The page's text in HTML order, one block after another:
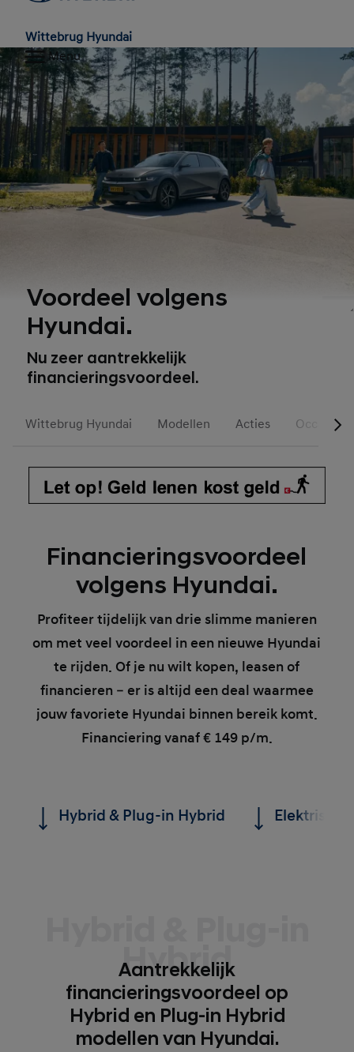
Wittebrug Hyundai
Menu
Voordeel volgens
Hyundai.
Nu zeer aantrekkelijk
financieringsvoordeel.
Wittebrug Hyundai Modellen Acties Occasions
Financieringsvoordeel
volgens Hyundai.
Profiteer tijdelijk van drie slimme manieren
om met veel voordeel in een nieuwe Hyundai
te rijden. Of je nu wilt kopen, leasen of
financieren – er is altijd een deal waarmee
jouw favoriete Hyundai binnen bereik komt.
Financiering vanaf € 149 p/m.
Hybrid & Plug-in Hybrid
Hybrid
Aantrekkelijk
financieringsvoordeel op
Hybrid en Plug-in Hybrid
modellen van Hyundai.